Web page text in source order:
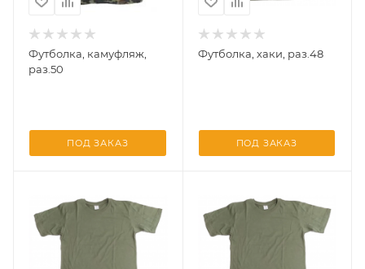
Футболка, камуфляж,
раз.50
ПОД ЗАКАЗ
Футболка, хаки, раз.48
ПОД ЗАКАЗ